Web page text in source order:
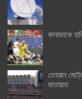
কানাডাকে
তেহরান
যাতায়াত